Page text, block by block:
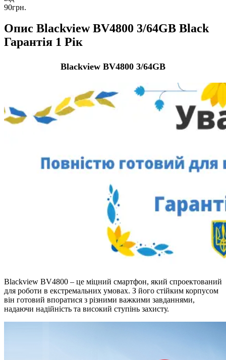
90грн.
Опис Blackview BV4800 3/64GB Black
Гарантія 1 Рік
Blackview BV4800 3/64GB
Blackview BV4800 – це міцний смартфон, який спроектований
для роботи в екстремальних умовах. З його стійким корпусом
він готовий впоратися з різними важкими завданнями,
надаючи надійність та високий ступінь захисту.